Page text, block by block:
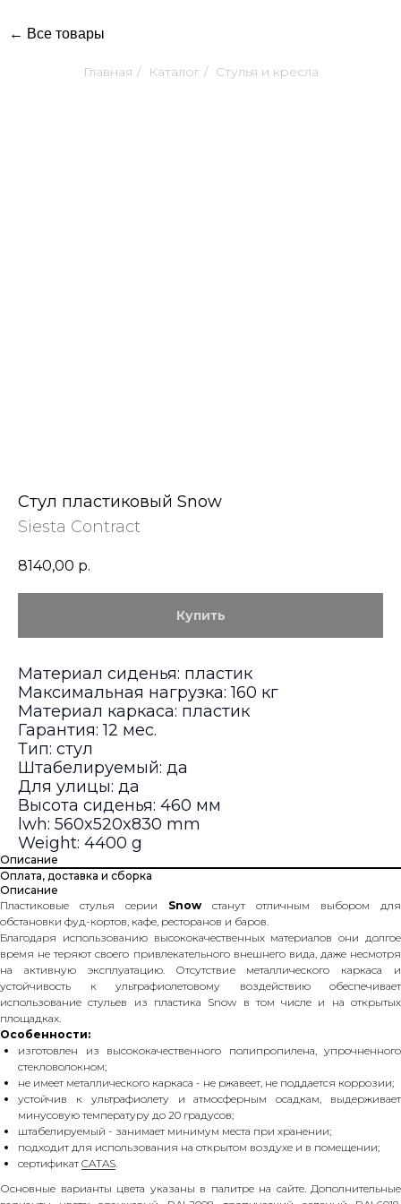
← Все товары
Главная / Каталог / Стулья и кресла
Стул пластиковый Snow
Siesta Contract
8140,00 р.
Купить
Материал сиденья: пластик
Максимальная нагрузка: 160 кг
Материал каркаса: пластик
Гарантия: 12 мес.
Тип: стул
Штабелируемый: да
Для улицы: да
Высота сиденья: 460 мм
lwh: 560x520x830 mm
Weight: 4400 g
Описание
Оплата, доставка и сборка
Описание
Пластиковые стулья серии Snow станут отличным выбором для
обстановки фуд-кортов, кафе, ресторанов и баров.
Благодаря использованию высококачественных материалов они долгое
время не теряют своего привлекательного внешнего вида, даже несмотря
на активную эксплуатацию. Отсутствие металлического каркаса и
устойчивость к ультрафиолетовому воздействию обеспечивает
использование стульев из пластика Snow в том числе и на открытых
площадках.
Особенности:
изготовлен из высококачественного полипропилена, упрочненного
стекловолокном;
не имеет металлического каркаса - не ржавеет, не поддается коррозии;
устойчив к ультрафиолету и атмосферным осадкам, выдерживает
минусовую температуру до 20 градусов;
штабелируемый - занимает минимум места при хранении;
подходит для использования на открытом воздухе и в помещении;
сертификатCATAS.
Основные варианты цвета указаны в палитре на сайте. Дополнительные